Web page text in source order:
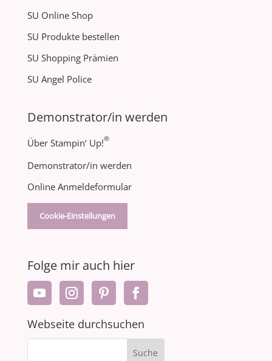
SU Online Shop
SU Produkte bestellen
SU Shopping Prämien
SU Angel Police
Demonstrator/in werden
Über Stampin‘ Up!®
Demonstrator/in werden
Online Anmeldeformular
Cookie-Einstellungen
Folge mir auch hier
Webseite durchsuchen